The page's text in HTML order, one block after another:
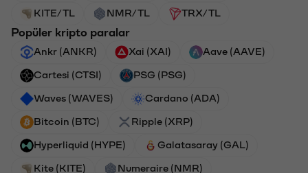
KITE/TL NMR/TL TRX/TL
Popüler kripto paralar
Ankr (ANKR) Xai (XAI) Aave (AAVE)
Cartesi (CTSI) PSG (PSG)
Waves (WAVES) Cardano (ADA)
Bitcoin (BTC) Ripple (XRP)
Hyperliquid (HYPE) Galatasaray (GAL)
Kite (KITE) Numeraire (NMR)